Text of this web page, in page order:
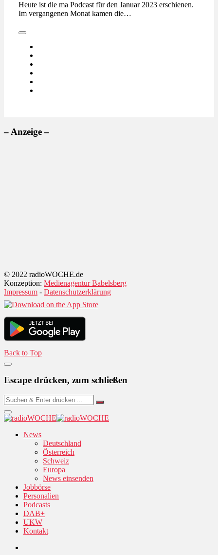
Heute ist die ma Podcast für den Januar 2023 erschienen.
Im vergangenen Monat kamen die…
– Anzeige –
© 2022 radioWOCHE.de
Konzeption: Medienagentur Babelsberg
Impressum - Datenschutzerklärung
Back to Top
Escape drücken, zum schließen
News
Deutschland
Österreich
Schweiz
Europa
News einsenden
Jobbörse
Personalien
Podcasts
DAB+
UKW
Kontakt